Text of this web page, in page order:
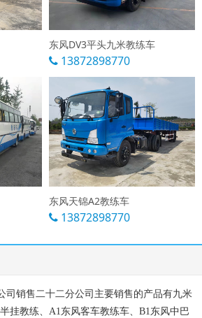
东风DV3平头九米教练车
13872898770
东风天锦A2教练车
13872898770
司销售二十二分公司主要销售的产品有九米
挂教练、A1东风客车教练车、B1东风中巴